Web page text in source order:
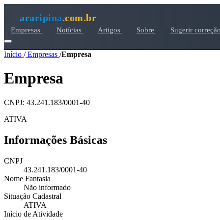
araripina.com.br
Empresas Notícias Artigos Sobre Sugerir
Início /Empresas /Empresa
Empresa
CNPJ: 43.241.183/0001-40
ATIVA
Informações Básicas
CNPJ
43.241.183/0001-40
Nome Fantasia
Não informado
Situação Cadastral
ATIVA
Início de Atividade